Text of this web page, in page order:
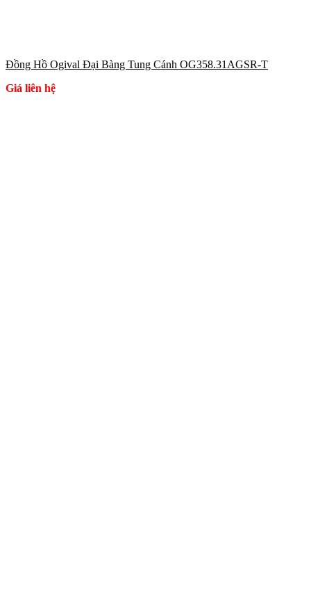
Đồng Hồ Ogival Đại Bàng Tung Cánh OG358.31AGSR-T
Giá liên hệ